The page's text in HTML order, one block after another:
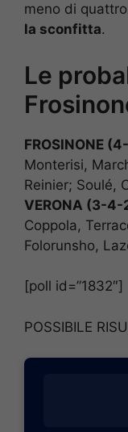
meno di
la sconfitta.
Le
FROSINONE
Monterisi,
Reinier; Soulé,
VERONA (3-4-
Coppola,
Folorunsho,
[poll id=”1832″]
POSSIBILE